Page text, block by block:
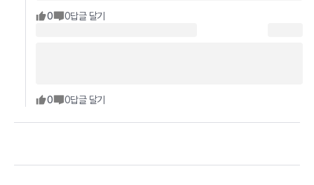
0 0답글 달기
0 0답글 달기